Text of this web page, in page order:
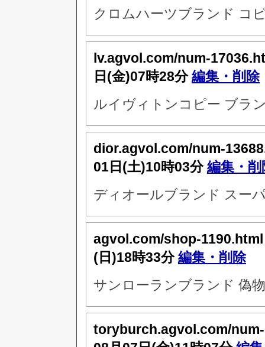
クロムハーツブランド コ
lv.agvol.com/num-
日(金)07時28分編集・削除
ルイヴィトンコピー ブラ
dior.agvol.com/num-
01日(土)10時03分編集・削
ディオールブランド スー
agvol.com/shop-
(日)18時33分編集・削除
サンローランブランド 偽
toryburch.agvol.com/